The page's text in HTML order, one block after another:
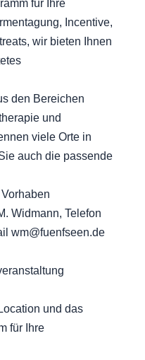
für Ihre
Incentive,
wir bieten Ihnen
den Bereichen
und
viele Orte in
auch die passende
Widmann, Telefon
wm@fuenfseen.de
und das
für Ihre